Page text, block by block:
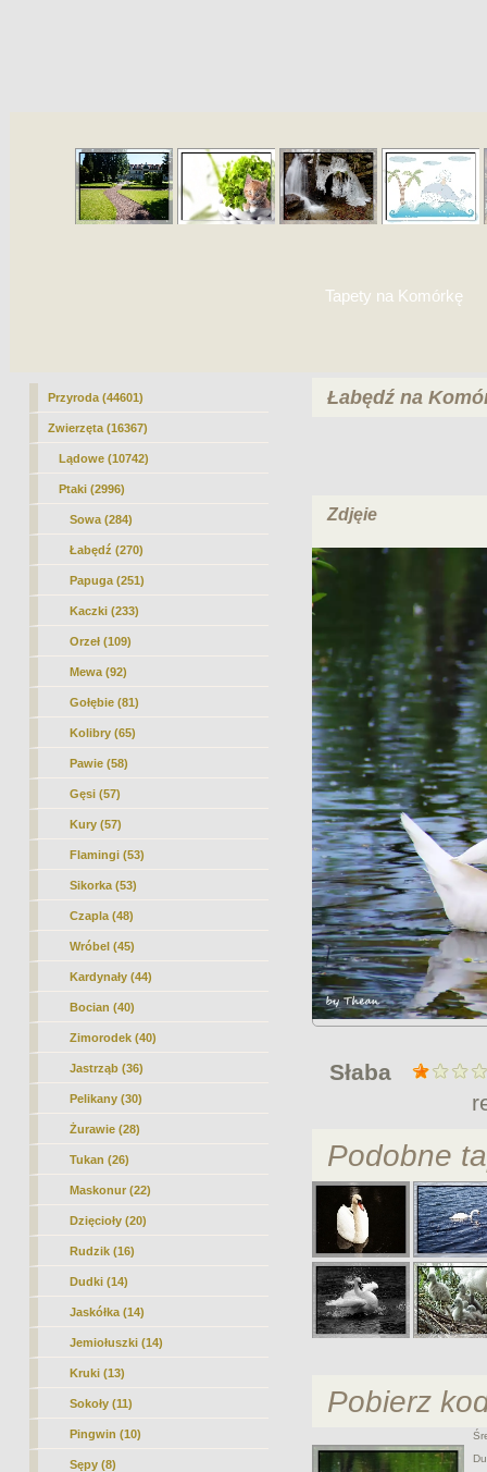
Tapety na Komórkę
Przyroda (44601)
Zwierzęta (16367)
Lądowe (10742)
Ptaki (2996)
Sowa (284)
Łabędź (270)
Papuga (251)
Kaczki (233)
Orzeł (109)
Mewa (92)
Gołębie (81)
Kolibry (65)
Pawie (58)
Gęsi (57)
Kury (57)
Flamingi (53)
Sikorka (53)
Czapla (48)
Wróbel (45)
Kardynały (44)
Bocian (40)
Zimorodek (40)
Jastrząb (36)
Pelikany (30)
Żurawie (28)
Tukan (26)
Maskonur (22)
Dzięcioły (20)
Rudzik (16)
Dudki (14)
Jaskółka (14)
Jemiołuszki (14)
Kruki (13)
Sokoły (11)
Pingwin (10)
Sępy (8)
Łabędź na
Zdjęie
Słaba
Podobne
Pobierz